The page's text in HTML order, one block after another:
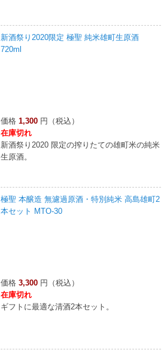
新酒祭り2020限定 極聖 純米雄町生原酒
720ml
価格 1,300 円（税込）
在庫切れ
新酒祭り2020 限定の搾りたての雄町米の純米
生原酒。
極聖 本醸造 無濾過原酒・特別純米 高島雄町2
本セット MTO-30
価格 3,300 円（税込）
在庫切れ
ギフトに最適な清酒2本セット。